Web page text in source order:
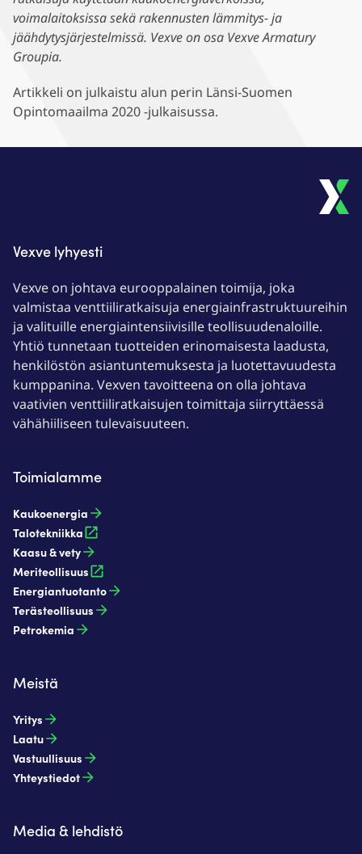
voimalaitoksissa sekä rakennusten lämmitys- ja
jäähdytysjärjestelmissä. Vexve on osa Vexve Armatury
Groupia.
Artikkeli on julkaistu alun perin Länsi-Suomen
Opintomaailma 2020 -julkaisussa.
Vexve lyhyesti
Vexve on johtava eurooppalainen toimija, joka
valmistaa venttiiliratkaisuja energiainfrastruktuureihin
ja valituille energiaintensiivisille teollisuudenaloille.
Yhtiö tunnetaan tuotteiden erinomaisesta laadusta,
henkilöstön asiantuntemuksesta ja luotettavuudesta
kumppanina. Vexven tavoitteena on olla johtava
vaativien venttiiliratkaisujen toimittaja siirryttäessä
vähähiiliseen tulevaisuuteen.
Toimialamme
Kaukoenergia​
Talotekniikka
Kaasu & vety​
Meriteollisuus
Energiantuotanto​
Terästeollisuus​
Petrokemia​
Meistä
Yritys
Laatu
Vastuullisuus
Yhteystiedot
Media & lehdistö